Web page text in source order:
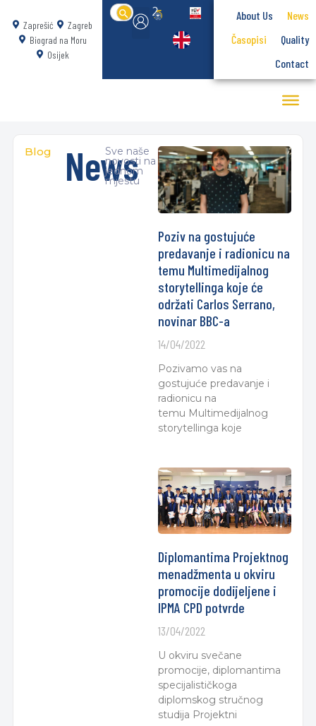
Zaprešić
Zagreb
Biograd na Moru
Osijek
Search
for:
About Us
News
Časopisi
Quality
Contact
Blog News
Sve naše
novosti na
jednom
mjestu
Poziv na gostujuće
predavanje i radionicu na
temu Multimedijalnog
storytellinga koje će
održati Carlos Serrano,
novinar BBC-a
14/04/2022
Pozivamo vas na
gostujuće predavanje i
radionicu na
temu Multimedijalnog
storytellinga koje
Diplomantima Projektnog
menadžmenta u okviru
promocije dodijeljene i
IPMA CPD potvrde
13/04/2022
U okviru svečane
promocije, diplomantima
specijalističkoga
diplomskog stručnog
studija Projektni